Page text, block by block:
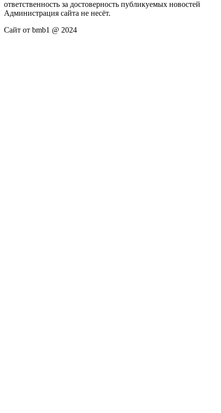
ответственность за достоверность публикуемых новостей
Администрация сайта не несёт.
Сайт от bmb1 @ 2024